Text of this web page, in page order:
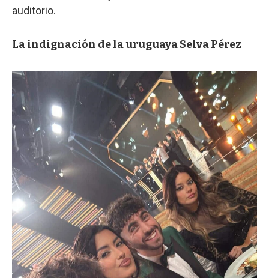
auditorio.
La indignación de la uruguaya Selva Pérez